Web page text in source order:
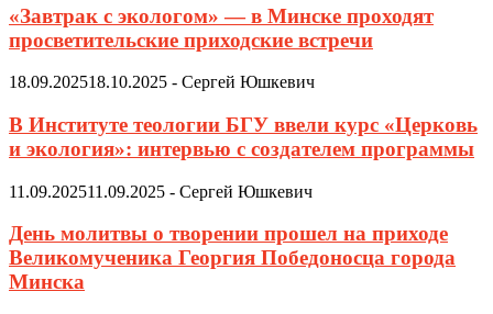
«Завтрак с экологом» — в Минске проходят
просветительские приходские встречи
18.09.202518.10.2025 - Сергей Юшкевич
В Институте теологии БГУ ввели курс «Церковь
и экология»: интервью с создателем программы
11.09.202511.09.2025 - Сергей Юшкевич
День молитвы о творении прошел на приходе
Великомученика Георгия Победоносца города
Минска